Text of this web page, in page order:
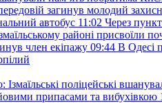
загинув молодий
автобус 11:02 Через
районі присвоїли
член екіпажу 09:44 В Одесі
Ізмаїльські поліцейські
припасами та вибухівкою